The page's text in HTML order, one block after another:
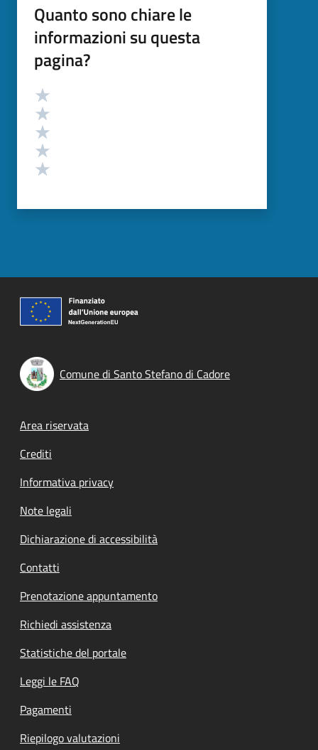
Quanto sono chiare le
informazioni su questa
pagina?
Valutazione
Comune di Santo Stefano di Cadore
Footer menu
Area riservata
Crediti
Informativa privacy
Note legali
Dichiarazione di accessibilità
Contatti
Prenotazione appuntamento
Richiedi assistenza
Statistiche del portale
Leggi le FAQ
Pagamenti
Riepilogo valutazioni